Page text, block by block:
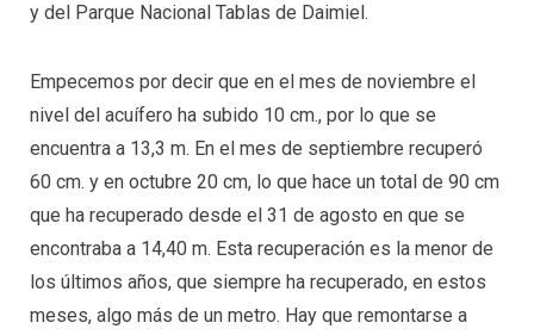
y del Parque Nacional Tablas de Daimiel.
Empecemos por decir que en el mes de noviembre el
nivel del acuífero ha subido 10 cm., por lo que se
encuentra a 13,3 m. En el mes de septiembre recuperó
60 cm. y en octubre 20 cm, lo que hace un total de 90 cm
que ha recuperado desde el 31 de agosto en que se
encontraba a 14,40 m. Esta recuperación es la menor de
los últimos años, que siempre ha recuperado, en estos
meses, algo más de un metro. Hay que remontarse a